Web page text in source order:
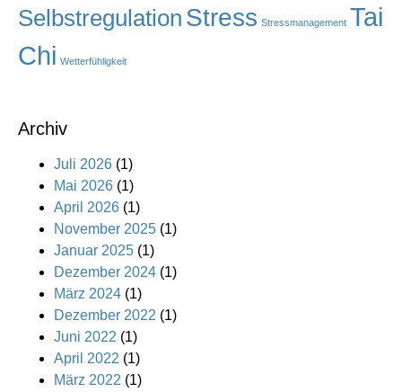
Selbstregulation Stress Stressmanagement Tai
Chi Wetterfühligkeit
Archiv
Juli 2026 (1)
Mai 2026 (1)
April 2026 (1)
November 2025 (1)
Januar 2025 (1)
Dezember 2024 (1)
März 2024 (1)
Dezember 2022 (1)
Juni 2022 (1)
April 2022 (1)
März 2022 (1)